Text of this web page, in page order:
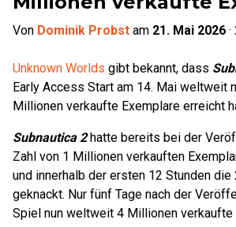
Von Dominik Probst am 21. Mai 2026 ·
Unknown Worlds gibt bekannt, dass
Early Access Start am 14. Mai weltweit
Millionen verkaufte Exemplare erreicht
Subnautica 2hatte bereits bei der
Zahl von 1 Millionen verkauften
und innerhalb der ersten 12 Stunden
geknackt. Nur fünf Tage nach der
Spiel nun weltweit 4 Millionen verkaufte